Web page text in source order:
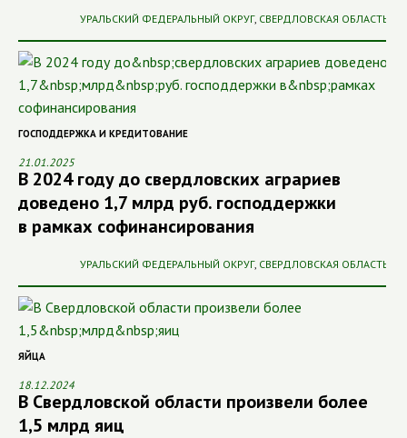
УРАЛЬСКИЙ ФЕДЕРАЛЬНЫЙ ОКРУГ, СВЕРДЛОВСКАЯ ОБЛАСТЬ
ГОСПОДДЕРЖКА И КРЕДИТОВАНИЕ
21.01.2025
В 2024 году до свердловских аграриев
доведено 1,7 млрд руб. господдержки
в рамках софинансирования
УРАЛЬСКИЙ ФЕДЕРАЛЬНЫЙ ОКРУГ, СВЕРДЛОВСКАЯ ОБЛАСТЬ
ЯЙЦА
18.12.2024
В Свердловской области произвели более
1,5 млрд яиц